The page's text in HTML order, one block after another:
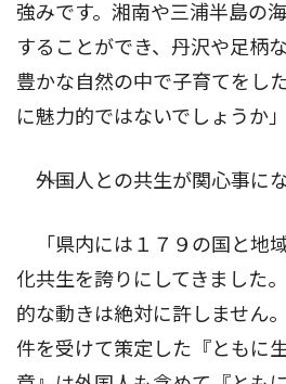
強みです。湘南や三浦半島の
することができ、丹沢や足柄
豊かな自然の中で子育てをし
に魅力的ではないでしょうか」
――外国人との共生が関心事に
「県内には１７９の国と地
化共生を誇りにしてきました
的な動きは絶対に許しません
件を受けて策定した『ともに